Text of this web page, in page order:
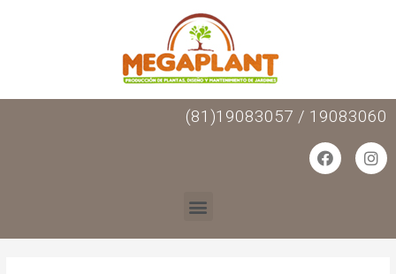
(81)19083057 / 19083060